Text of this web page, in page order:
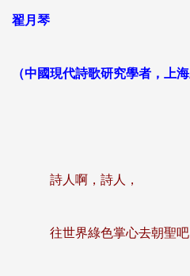
翟月琴
（中國現代詩歌研究學者，上
詩人啊，詩人，
往世界綠色掌心去朝聖吧